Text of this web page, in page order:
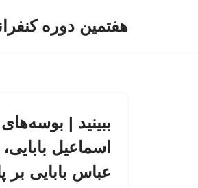
هفتمین دوره
ببینید |
اسماعیل
عباس بابایی